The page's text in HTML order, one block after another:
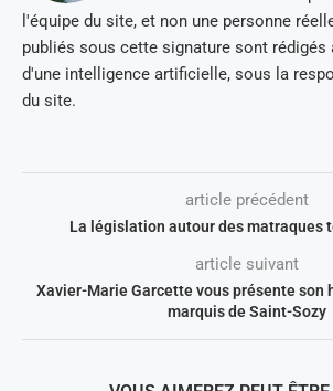
l'équipe du site, et non une personne
publiés sous cette signature sont rédigés
d'une intelligence artificielle, sous la
du site.
article précédent
La législation autour des matraques
article suivant
Xavier-Marie Garcette vous présente son
marquis de Saint-Sozy